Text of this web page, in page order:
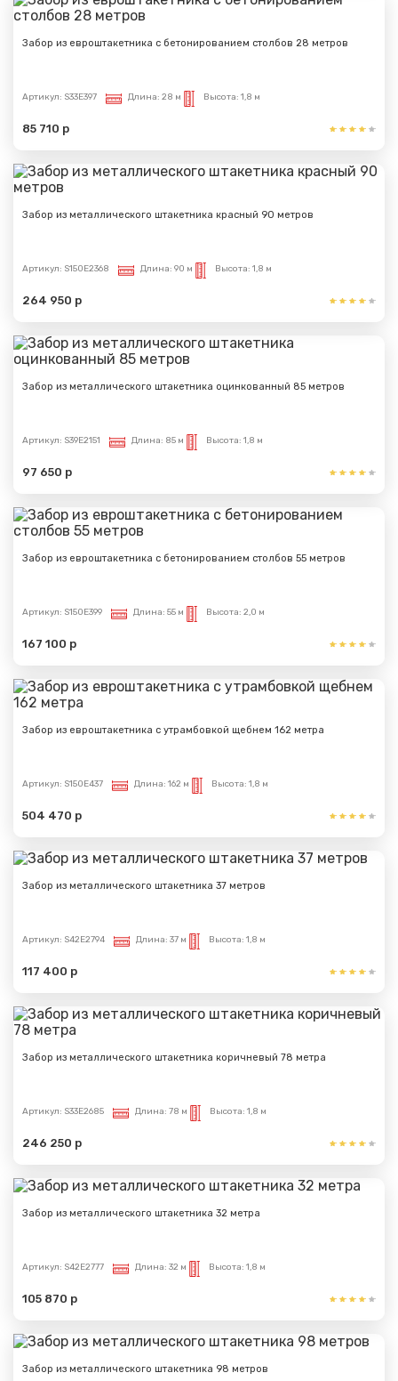
Забор из евроштакетника с бетонированием столбов 28 метров
Артикул: S33E397 Длина: 28 м Высота: 1,8 м
85 710 р
Забор из металлического штакетника красный 90 метров
Артикул: S150E2368 Длина: 90 м Высота: 1,8 м
264 950 р
Забор из металлического штакетника оцинкованный 85 метров
Артикул: S39E2151 Длина: 85 м Высота: 1,8 м
97 650 р
Забор из евроштакетника с бетонированием столбов 55 метров
Артикул: S150E399 Длина: 55 м Высота: 2,0 м
167 100 р
Забор из евроштакетника с утрамбовкой щебнем 162 метра
Артикул: S150E437 Длина: 162 м Высота: 1,8 м
504 470 р
Забор из металлического штакетника 37 метров
Артикул: S42E2794 Длина: 37 м Высота: 1,8 м
117 400 р
Забор из металлического штакетника коричневый 78 метра
Артикул: S33E2685 Длина: 78 м Высота: 1,8 м
246 250 р
Забор из металлического штакетника 32 метра
Артикул: S42E2777 Длина: 32 м Высота: 1,8 м
105 870 р
Забор из металлического штакетника 98 метров